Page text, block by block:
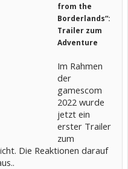
from the
Borderlands“:
Trailer zum
Adventure
Im Rahmen
der
gamescom
2022 wurde
jetzt ein
erster Trailer
zum
Die Reaktionen darauf